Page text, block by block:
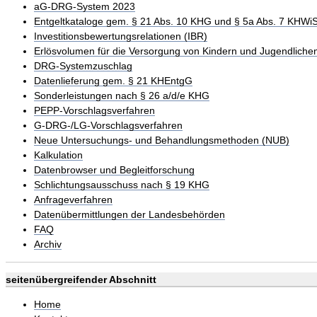
aG-DRG-System 2023
Entgeltkataloge gem. § 21 Abs. 10 KHG und § 5a Abs. 7
Investitionsbewertungsrelationen (IBR)
Erlösvolumen für die Versorgung von Kindern und
DRG-Systemzuschlag
Datenlieferung gem. § 21 KHEntgG
Sonderleistungen nach § 26 a/d/e KHG
PEPP-Vorschlagsverfahren
G-DRG-/LG-Vorschlagsverfahren
Neue Untersuchungs- und Behandlungsmethoden (NUB)
Kalkulation
Datenbrowser und Begleitforschung
Schlichtungsausschuss nach § 19 KHG
Anfrageverfahren
Datenübermittlungen der Landesbehörden
FAQ
Archiv
seitenübergreifender Abschnitt
Home